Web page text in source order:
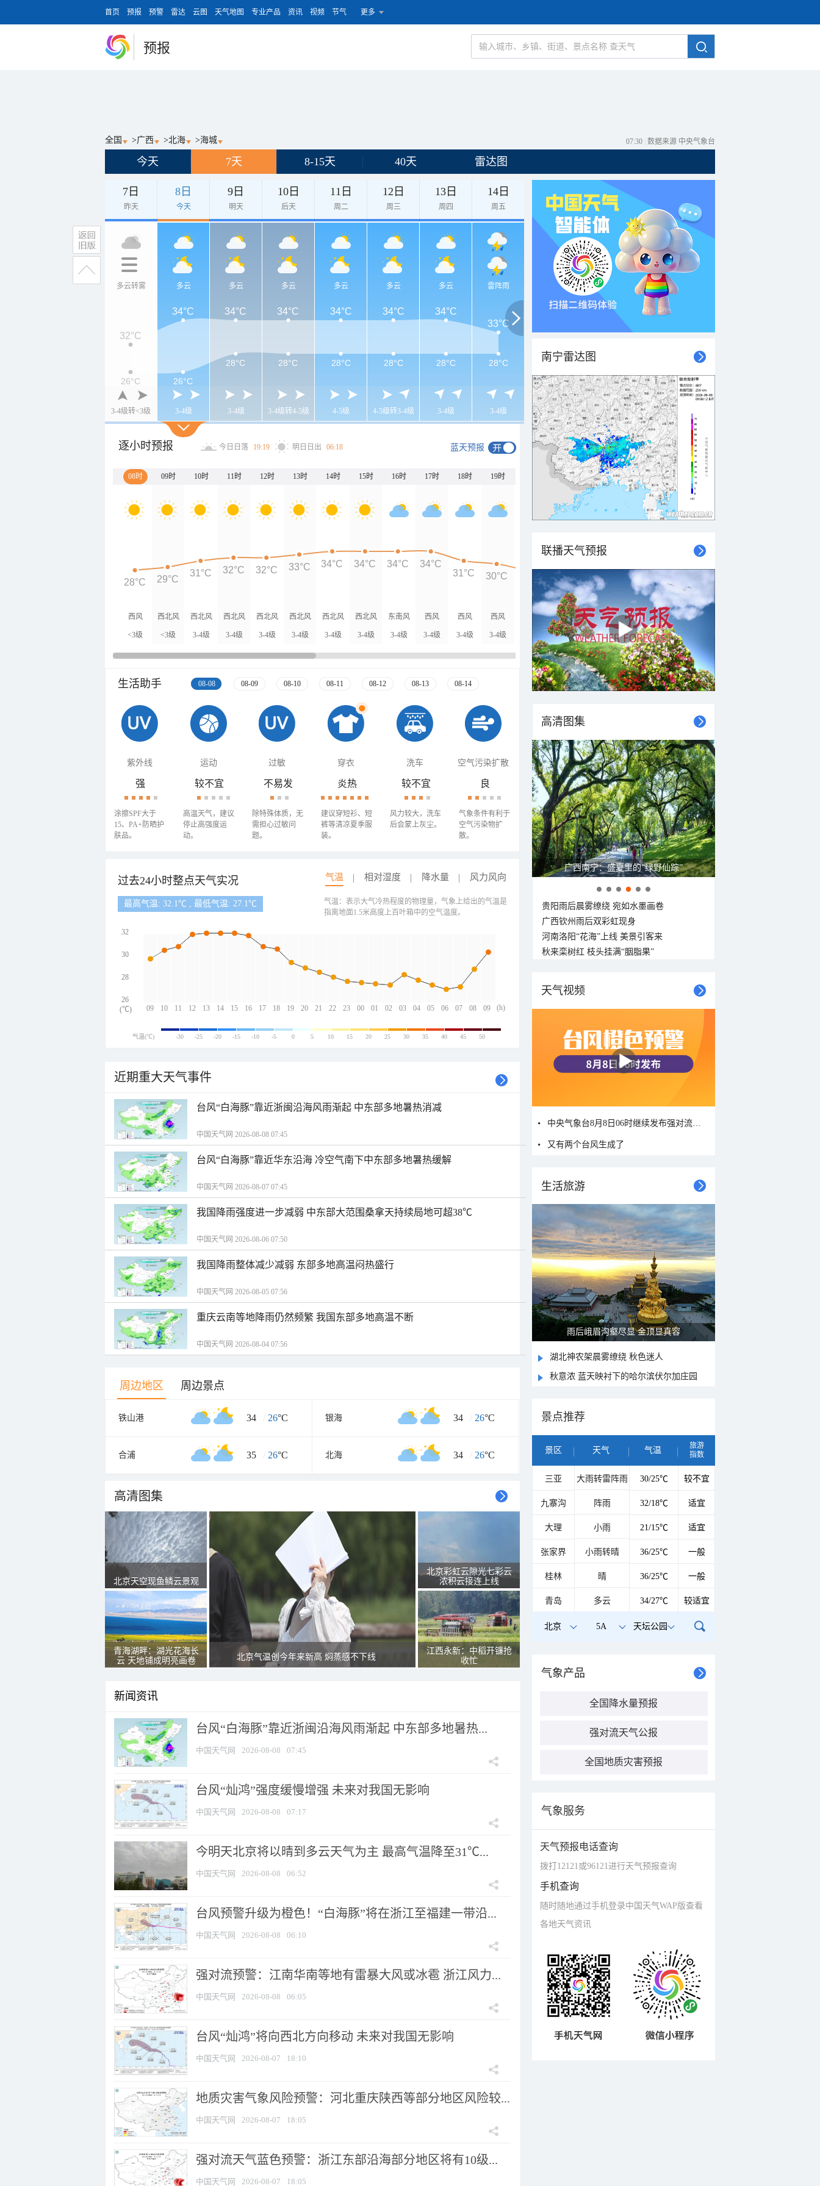
首页 预报 预警 雷达 云图 天气地图 专业产品 资讯 视频 节气 更多
预报
全国 >广西 >北海 >海城 07:30 数据来源 中央气象台
今天 7天 8-15天 40天 雷达图
7日
昨天
8日
今天
9日
明天
10日
后天
11日
周二
12日
周三
13日
周四
14日
周五
多云转雾
3-4级转<3级
多云
3-4级
多云
3-4级
多云
3-4级转4-5级
多云
4-5级
多云
4-5级转3-4级
多云
3-4级
雷阵雨
3-4级
32°C
34°C 34°C 34°C 34°C 34°C
34°C
33°C
26°C 26°C
28°C 28°C 28°C 28°C 28°C 28°C
逐小时预报 今日日落 19:19 明日日出 06:18 蓝天预报
08时 09时 10时 11时 12时 13时 14时 15时 16时 17时 18时 19时 21时 22时 23时 00时 01时
西风
<3级
西北风
<3级
西北风
3-4级
西北风
3-4级
西北风
3-4级
西北风
3-4级
西北风
3-4级
西北风
3-4级
东南风
3-4级
西风
3-4级
西风
3-4级
西风
3-4级
西风
3-4级
西风
3-4级
西风
3-4级
西风
3-4级
西风
3-4级
西风
28°C 29°C
31°C 32°C 32°C 33°C 34°C 34°C 34°C 34°C
31°C 30°C
28°C 28°C 28°C 28°C 28°C 28°C
生活助手 08-08 08-09 08-10 08-11 08-12 08-13 08-14
紫外线 运动 过敏 穿衣 洗车 空气污染扩散
强
涂擦SPF大于
15、PA+防晒护
肤品。
较不宜
高温天气，建议
停止高强度运
动。
不易发
除特殊体质，无
需担心过敏问
题。
炎热
建议穿短衫、短
裤等清凉夏季服
装。
较不宜
风力较大，洗车
后会蒙上灰尘。
良
气象条件有利于
空气污染物扩
散。
过去24小时整点天气实况 气温 相对湿度 降水量 风力风向
最高气温: 32.1℃ , 最低气温: 27.1℃
09 10 11 12 13 14 15 16 17 18 19 20 21 22 23 00 01 02 03 04 05 06 07 08 09
32
30
28
26
(h)
(℃)
气温：表示大气冷热程度的物理量，气象上给出的气温是
指离地面1.5米高度上百叶箱中的空气温度。
气温(℃) -30 -25 -20 -15 -10 -5 0 5 10 15 20 25 30 35 40 45 50
近期重大天气事件
台风“白海豚”靠近浙闽沿海风雨渐起 中东部多地暑热消减
中国天气网 2026-08-08 07:45
台风“白海豚”靠近华东沿海 冷空气南下中东部多地暑热缓解
中国天气网 2026-08-07 07:45
我国降雨强度进一步减弱 中东部大范围桑拿天持续局地可超38℃
中国天气网 2026-08-06 07:50
我国降雨整体减少减弱 东部多地高温闷热盛行
中国天气网 2026-08-05 07:56
重庆云南等地降雨仍然频繁 我国东部多地高温不断
中国天气网 2026-08-04 07:56
周边地区 周边景点
铁山港 34 / 26°C 银海 34 / 26°C
合浦 35 / 26°C 北海 34 / 26°C
高清图集
北京天空现鱼鳞云景观
青海湖畔：湖光花海长
云 天地铺成明亮画卷
北京气温创今年来新高 焖蒸感不下线
北京彩虹云隙光七彩云
浓积云接连上线
江西永新：中稻开镰抢
收忙
新闻资讯
台风“白海豚”靠近浙闽沿海风雨渐起 中东部多地暑热...
中国天气网 2026-08-08 07:45
台风“灿鸿”强度缓慢增强 未来对我国无影响
中国天气网 2026-08-08 07:17
今明天北京将以晴到多云天气为主 最高气温降至31℃...
中国天气网 2026-08-08 06:52
台风预警升级为橙色！“白海豚”将在浙江至福建一带沿...
中国天气网 2026-08-08 06:10
强对流预警：江南华南等地有雷暴大风或冰雹 浙江风力...
中国天气网 2026-08-08 06:05
台风“灿鸿”将向西北方向移动 未来对我国无影响
中国天气网 2026-08-07 18:10
地质灾害气象风险预警：河北重庆陕西等部分地区风险较...
中国天气网 2026-08-07 18:05
强对流天气蓝色预警：浙江东部沿海部分地区将有10级...
中国天气网 2026-08-07 18:05
南宁雷达图
联播天气预报
高清图集
广西南宁：盛夏里的“绿野仙踪”
贵阳雨后晨雾缭绕 宛如水墨画卷
广西钦州雨后双彩虹现身
河南洛阳“花海”上线 美景引客来
秋来栾树红 枝头挂满“胭脂果”
天气视频
又有两个台风生成了
生活旅游
雨后峨眉沟壑尽显 金顶显真容
湖北神农架晨雾缭绕 秋色迷人
秋意浓 蓝天映衬下的哈尔滨伏尔加庄园
景点推荐
景区 天气 气温
旅游
指数
三亚 大雨转雷阵雨 30/25℃ 较不宜
九寨沟 阵雨 32/18℃ 适宜
大理 小雨 21/15℃ 适宜
张家界 小雨转晴 36/25℃ 一般
桂林 晴 36/25℃ 一般
青岛 多云 34/27℃ 较适宜
北京 5A 天坛公园
气象产品
全国降水量预报
强对流天气公报
全国地质灾害预报
气象服务
天气预报电话查询
拨打12121或96121进行天气预报查询
手机查询
随时随地通过手机登录中国天气WAP版查看
各地天气资讯